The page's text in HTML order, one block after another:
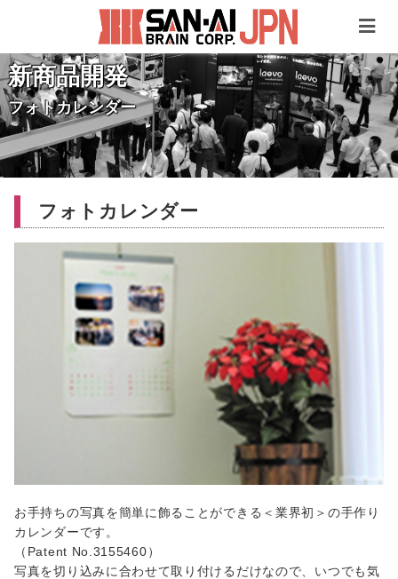
新商品開発
フォトカレンダー
フォトカレンダー
お手持ちの写真を簡単に飾ることができる＜業界初＞の手作り
カレンダーです。
（Patent No.3155460）
写真を切り込みに合わせて取り付けるだけなので、いつでも気